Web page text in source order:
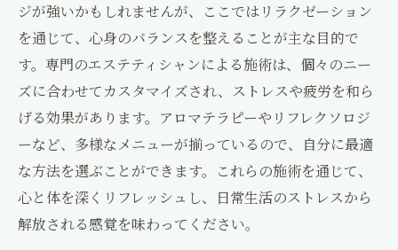
ジが強いかもしれませんが、ここではリラクゼーション
を通じて、心身のバランスを整えることが主な目的で
す。専門のエステティシャンによる施術は、個々のニー
ズに合わせてカスタマイズされ、ストレスや疲労を和ら
げる効果があります。アロマテラピーやリフレクソロジ
ーなど、多様なメニューが揃っているので、自分に最適
な方法を選ぶことができます。これらの施術を通じて、
心と体を深くリフレッシュし、日常生活のストレスから
解放される感覚を味わってください。